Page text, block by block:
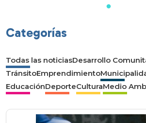
Categorías
Todas las noticiasDesarrollo
TránsitoEmprendimiento
EducaciónDeporteCulturaMedio